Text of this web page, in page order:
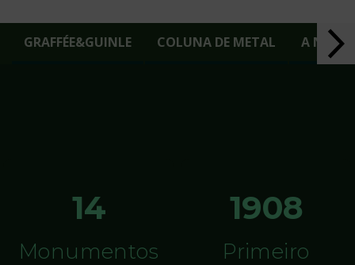
GRAFFÉE&GUINLE COLUNA DE METAL A
14
Monumentos
1908
Primeiro